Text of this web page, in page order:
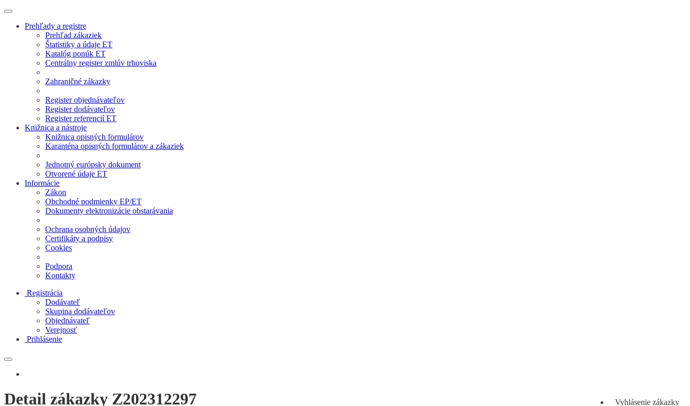
Prehľady a registre
Prehľad zákaziek
Štatistiky a údaje ET
Katalóg ponúk ET
Centrálny register zmlúv trhoviska
Zahraničné zákazky
Register objednávateľov
Register dodávateľov
Register referencií ET
Knižnica a nástroje
Knižnica opisných formulárov
Karanténa opisných formulárov a zákaziek
Jednotný európsky dokument
Otvorené údaje ET
Informácie
Zákon
Obchodné podmienky EP/ET
Dokumenty elektronizácie obstarávania
Ochrana osobných údajov
Certifikáty a podpisy
Cookies
Podpora
Kontakty
Registrácia
Dodávateľ
Skupina dodávateľov
Objednávateľ
Verejnosť
Prihlásenie
Vyhlásenie zákazky
Detail zákazky Z202312297